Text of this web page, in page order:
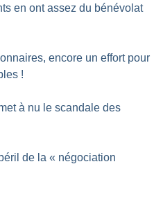
en ont assez du bénévolat
encore un effort pour
!
à nu le scandale des
de la « négociation